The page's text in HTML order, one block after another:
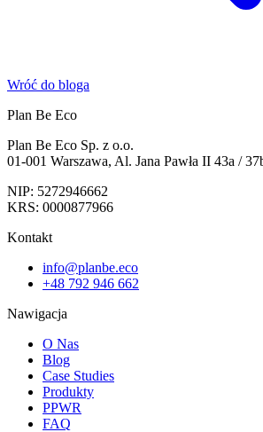
Wróć do bloga
Plan Be Eco
Plan Be Eco Sp. z o.o.
01-001 Warszawa, Al. Jana Pawła II 43a /
NIP: 5272946662
KRS: 0000877966
Kontakt
info@planbe.eco
+48 792 946 662
Nawigacja
O Nas
Blog
Case Studies
Produkty
PPWR
FAQ